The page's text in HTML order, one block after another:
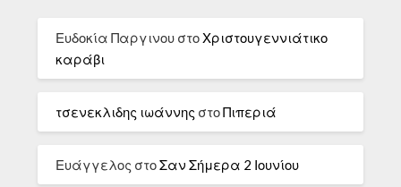
Ευδοκία Παργινου στοΧριστουγεννιάτικο
καράβι
τσενεκλιδης ιωάννης στοΠιπεριά
Ευάγγελος στοΣαν Σήμερα 2 Ιουνίου